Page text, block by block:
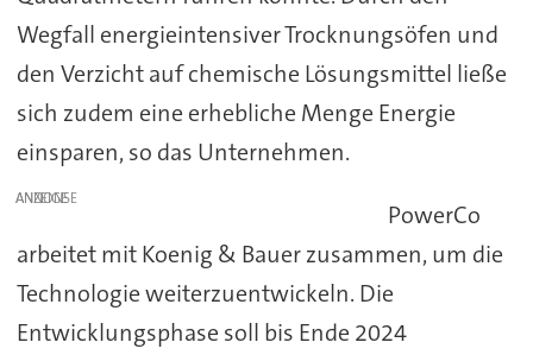
Wegfall energieintensiver Trocknungsöfen und
den Verzicht auf chemische Lösungsmittel ließe
sich zudem eine erhebliche Menge Energie
einsparen, so das Unternehmen.
ANZEIGE
PowerCo
arbeitet mit Koenig & Bauer zusammen, um die
Technologie weiterzuentwickeln. Die
Entwicklungsphase soll bis Ende 2024